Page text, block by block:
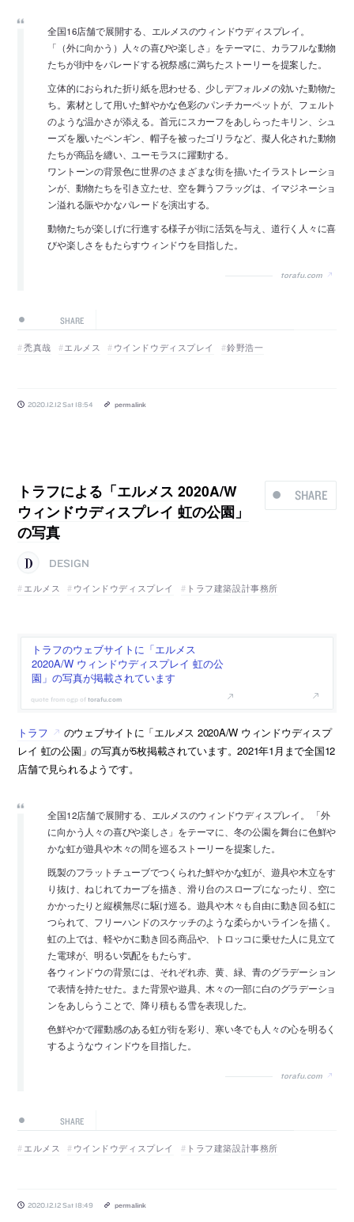
全国16店舗で展開する、エルメスのウィンドウディスプレイ。
「（外に向かう）人々の喜びや楽しさ」をテーマに、カラフルな動物
たちが街中をパレードする祝祭感に満ちたストーリーを提案した。
立体的におられた折り紙を思わせる、少しデフォルメの効いた動物た
ち。素材として用いた鮮やかな色彩のパンチカーペットが、フェルト
のような温かさが添える。首元にスカーフをあしらったキリン、シュ
ーズを履いたペンギン、帽子を被ったゴリラなど、擬人化された動物
たちが商品を纏い、ユーモラスに躍動する。
ワントーンの背景色に世界のさまざまな街を描いたイラストレーショ
ンが、動物たちを引き立たせ、空を舞うフラッグは、イマジネーショ
ン溢れる賑やかなパレードを演出する。
動物たちが楽しげに行進する様子が街に活気を与え、道行く人々に喜
びや楽しさをもたらすウィンドウを目指した。
torafu.com
SHARE
禿真哉 エルメス ウインドウディスプレイ 鈴野浩一
2020.12.12 Sat 18:54 permalink
SHARE
トラフによる「エルメス 2020A/W
ウィンドウディスプレイ 虹の公園」
の写真
DESIGN
エルメス
ウインドウディスプレイ トラフ建築設計事務所
トラフのウェブサイトに「エルメス
2020A/W ウィンドウディスプレイ 虹の公
園」の写真が掲載されています
torafu.com
トラフ
のウェブサイトに「エルメス 2020A/W ウィンドウディスプ
レイ 虹の公園」の写真が5枚掲載されています。2021年1月まで全国12
店舗で見られるようです。
全国12店舗で展開する、エルメスのウィンドウディスプレイ。 「外
に向かう人々の喜びや楽しさ」をテーマに、冬の公園を舞台に色鮮や
かな虹が遊具や木々の間を巡るストーリーを提案した。
既製のフラットチューブでつくられた鮮やかな虹が、遊具や木立をす
り抜け、ねじれてカーブを描き、滑り台のスロープになったり、空に
かかったりと縦横無尽に駆け巡る。遊具や木々も自由に動き回る虹に
つられて、フリーハンドのスケッチのような柔らかいラインを描く。
虹の上では、軽やかに動き回る商品や、トロッコに乗せた人に見立て
た電球が、明るい気配をもたらす。
各ウィンドウの背景には、それぞれ赤、黄、緑、青のグラデーション
で表情を持たせた。また背景や遊具、木々の一部に白のグラデーショ
ンをあしらうことで、降り積もる雪を表現した。
色鮮やかで躍動感のある虹が街を彩り、寒い冬でも人々の心を明るく
するようなウィンドウを目指した。
torafu.com
SHARE
エルメス ウインドウディスプレイ トラフ建築設計事務所
2020.12.12 Sat 18:49 permalink